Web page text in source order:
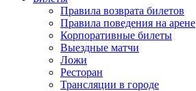
Правила возврата билетов
Правила поведения на арене
Корпоративные билеты
Выездные матчи
Ложи
Ресторан
Трансляции в городе